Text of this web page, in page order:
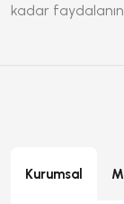
kadar
Kurumsal